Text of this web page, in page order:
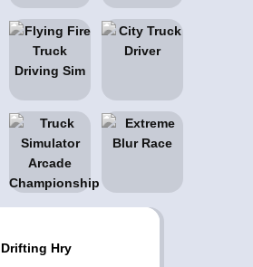
Drifting Hry